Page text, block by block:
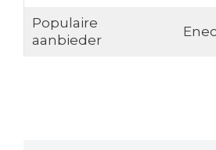
Populaire
aanbieder